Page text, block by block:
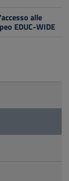
alle
EDUC-WIDE